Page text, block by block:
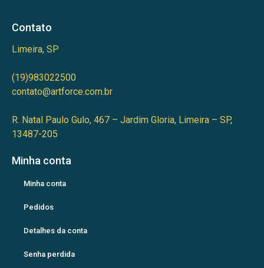
Contato
Limeira, SP
(19)983022500
contato@artforce.com.br
R. Natal Paulo Gulo, 467 – Jardim Gloria, Limeira – SP,
13487-205
Minha conta
Minha conta
Pedidos
Detalhes da conta
Senha perdida